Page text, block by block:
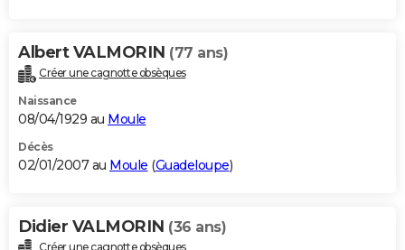
Albert VALMORIN (77 ans)
Créer une cagnotte obsèques
Naissance
08/04/1929 au Moule
Décès
02/01/2007 au Moule (Guadeloupe)
Didier VALMORIN (36 ans)
Créer une cagnotte obsèques